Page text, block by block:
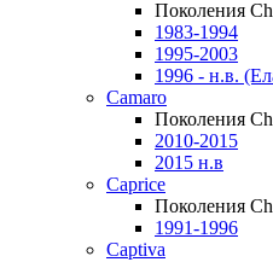
Поколения
1983-1994
1995-2003
1996 - н.в.
Camaro
Поколения
2010-2015
2015 н.в
Caprice
Поколения
1991-1996
Captiva